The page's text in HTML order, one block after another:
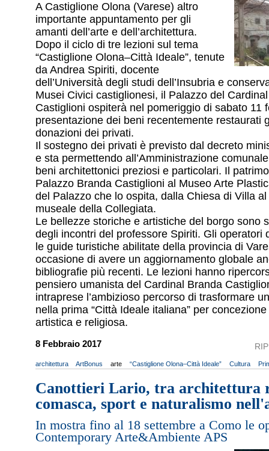
A Castiglione Olona (Varese) altro
importante appuntamento per gli
amanti dell’arte e dell’architettura.
Dopo il ciclo di tre lezioni sul tema
“Castiglione Olona–Città Ideale”, tenute
da Andrea Spiriti, docente
dell’Università degli studi dell’Insubria e
Musei Civici castiglionesi, il Palazzo del
Castiglioni ospiterà nel pomeriggio di sabato 11
presentazione dei beni recentemente restaurati
donazioni dei privati.
Il sostegno dei privati è previsto dal decreto
e sta permettendo all’Amministrazione
beni architettonici preziosi e particolari. Il
Palazzo Branda Castiglioni al Museo Arte
del Palazzo che lo ospita, dalla Chiesa di Villa
museale della Collegiata.
Le bellezze storiche e artistiche del borgo sono
degli incontri del professore Spiriti. Gli operatori
le guide turistiche abilitate della provincia di
occasione di avere un aggiornamento globale
bibliografie più recenti. Le lezioni hanno
pensiero umanista del Cardinal Branda
intraprese l’ambizioso percorso di trasformare
nella prima “Città Ideale italiana” per
artistica e religiosa.
8 Febbraio 2017
architettura ArtBonus arte “Castiglione Olona–Città Ideale” Cultura
Canottieri Lario, tra architettura
comasca, sport e naturalismo
In mostra fino al 18 settembre a Como le
Contemporary Arte&Ambiente APS